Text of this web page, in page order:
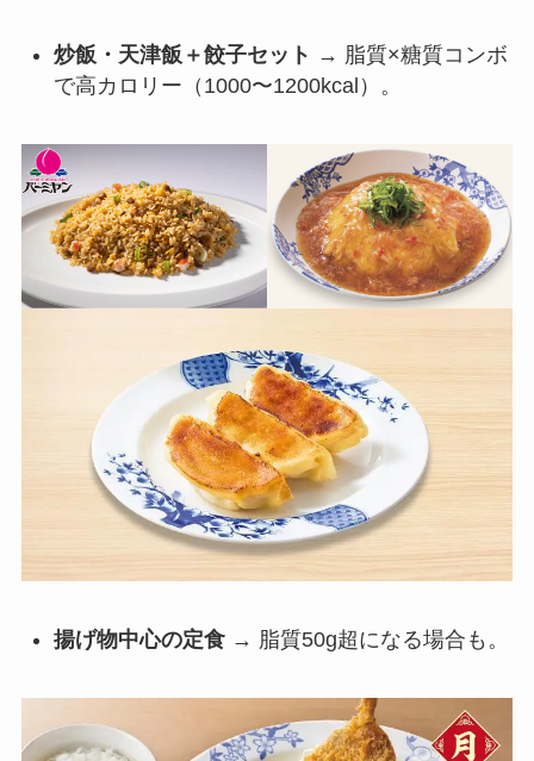
炒飯・天津飯＋餃子セット → 脂質×糖質コンボ
で高カロリー（1000〜1200kcal）。
揚げ物中心の定食→ 脂質50g超になる場合も。